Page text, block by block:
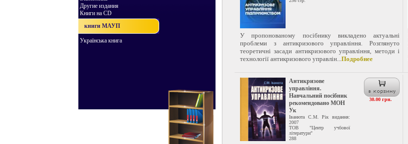
Другие издания
Книги на CD
книги МАУП
Українська книга
У пропонованому посібнику викладено актуальні
проблеми з антикризового управління. Розглянуто
теоретичні засади антикризового управління, методи і
технології антикризового управлін...Подробнее
Антикризове
управління.
Навчальний посібник
рекомендовано МОН
Ук
Іванюта С.М. Рік видання:
2007
ТОВ "Центр учбової
літератури"
288
30.00 грн.